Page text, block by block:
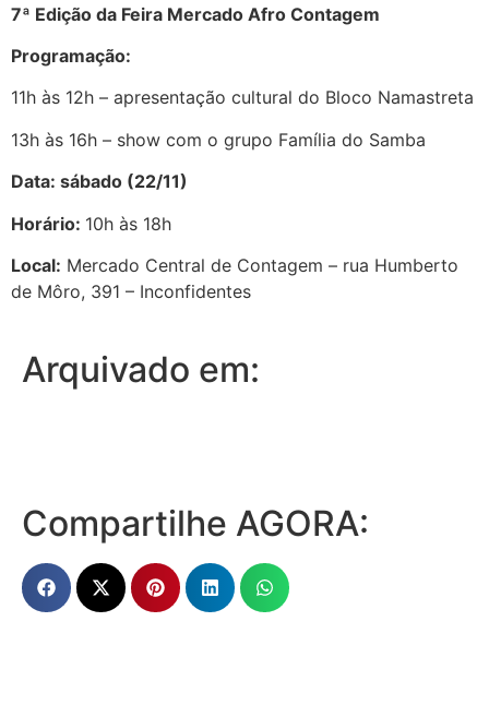
7ª Edição da Feira Mercado Afro Contagem
Programação:
11h às 12h – apresentação cultural do Bloco Namastreta
13h às 16h – show com o grupo Família do Samba
Data: sábado (22/11)
Horário: 10h às 18h
Local: Mercado Central de Contagem – rua Humberto
de Môro, 391 – Inconfidentes
Arquivado em:
Compartilhe AGORA: